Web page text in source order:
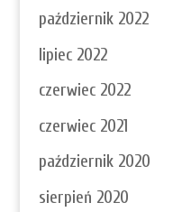
październik 2022
lipiec 2022
czerwiec 2022
czerwiec 2021
październik 2020
sierpień 2020